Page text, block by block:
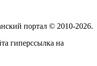
портал © 2010-2026.
гиперссылка на